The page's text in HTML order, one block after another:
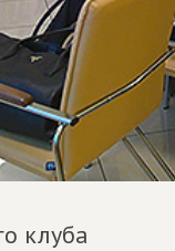
клуба